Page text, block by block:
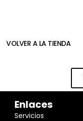
VOLVER A LA TIENDA
Enlaces
Servicios